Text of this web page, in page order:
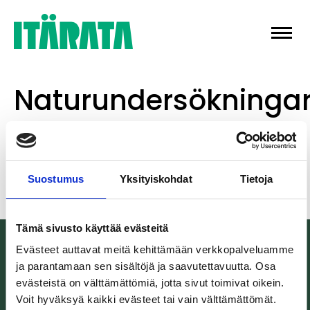
Suostumus Yksityiskohdat Tietoja
Tämä sivusto käyttää evästeitä
Evästeet auttavat meitä kehittämään verkkopalveluamme
ja parantamaan sen sisältöjä ja saavutettavuutta. Osa
evästeistä on välttämättömiä, jotta sivut toimivat oikein.
Voit hyväksyä kaikki evästeet tai vain välttämättömät.
Skip
content
färdigställs